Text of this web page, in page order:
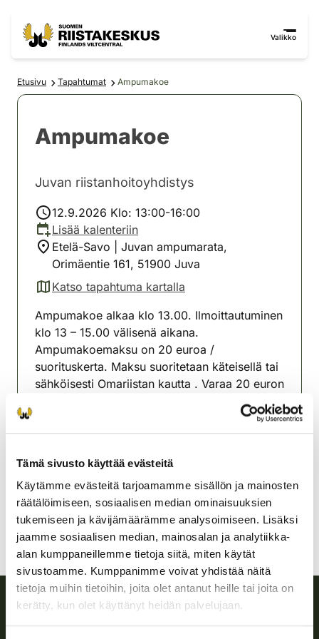
Tämä sivusto käyttää evästeitä
Käytämme evästeitä tarjoamamme sisällön ja mainosten
räätälöimiseen, sosiaalisen median ominaisuuksien
tukemiseen ja kävijämäärämme analysoimiseen. Lisäksi
jaamme sosiaalisen median, mainosalan ja analytiikka-
alan kumppaneillemme tietoja siitä, miten käytät
sivustoamme. Kumppanimme voivat yhdistää näitä
tietoja muihin tietoihin, joita olet antanut heille tai joita on
kerätty, kun olet käyttänyt heidän palvelujaan.
Valikko
Etusivu Tapahtumat Ampumakoe
Ampumakoe
Juvan riistanhoitoyhdistys
12.9.2026 Klo: 13:00-16:00
Lisää kalenteriin
Etelä-Savo | Juvan ampumarata,
Orimäentie 161, 51900 Juva
Katso tapahtuma kartalla
(avautuu uuteen välilehteen)
Ampumakoe alkaa klo 13.00. Ilmoittautuminen
klo 13 – 15.00 välisenä aikana.
Ampumakoemaksu on 20 euroa /
suorituskerta. Maksu suoritetaan käteisellä tai
sähköisesti Omariistan kautta . Varaa 20 euron
Juvan riistanhoitoyhdistys
040 528 7594
juva@rhy.riista.fi